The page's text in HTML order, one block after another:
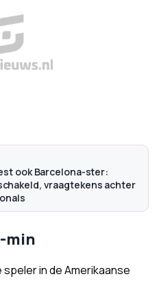
ook Barcelona-ster:
vraagtekens achter
min
in de Amerikaanse